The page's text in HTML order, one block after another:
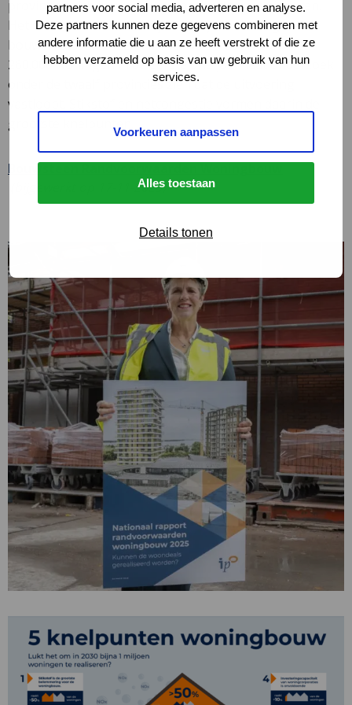
partners voor social media, adverteren en analyse.
Deze partners kunnen deze gegevens combineren met
andere informatie die u aan ze heeft verstrekt of die ze
hebben verzameld op basis van uw gebruik van hun
services.
Voorkeuren aanpassen
Alles toestaan
Details tonen
provincies zich in om de woningnood te verminderen.
Het doel is om in totaal bijna 1 miljoen woningen te
bouwen tussen 2022 en 2030. Na de bouw van circa
260.000 woningen in de eerste drie jaar, laat onderzoek
onder de twaalf provincies zien dat de uitvoering
vastloopt. Stikstof en netcongestie vormen daarin de
grootste knelpunten.
Bouwsteen Randvoorwaarden Woningbouw Deze
opent
tabblad
(bijgewerkt op 17-11-2025)